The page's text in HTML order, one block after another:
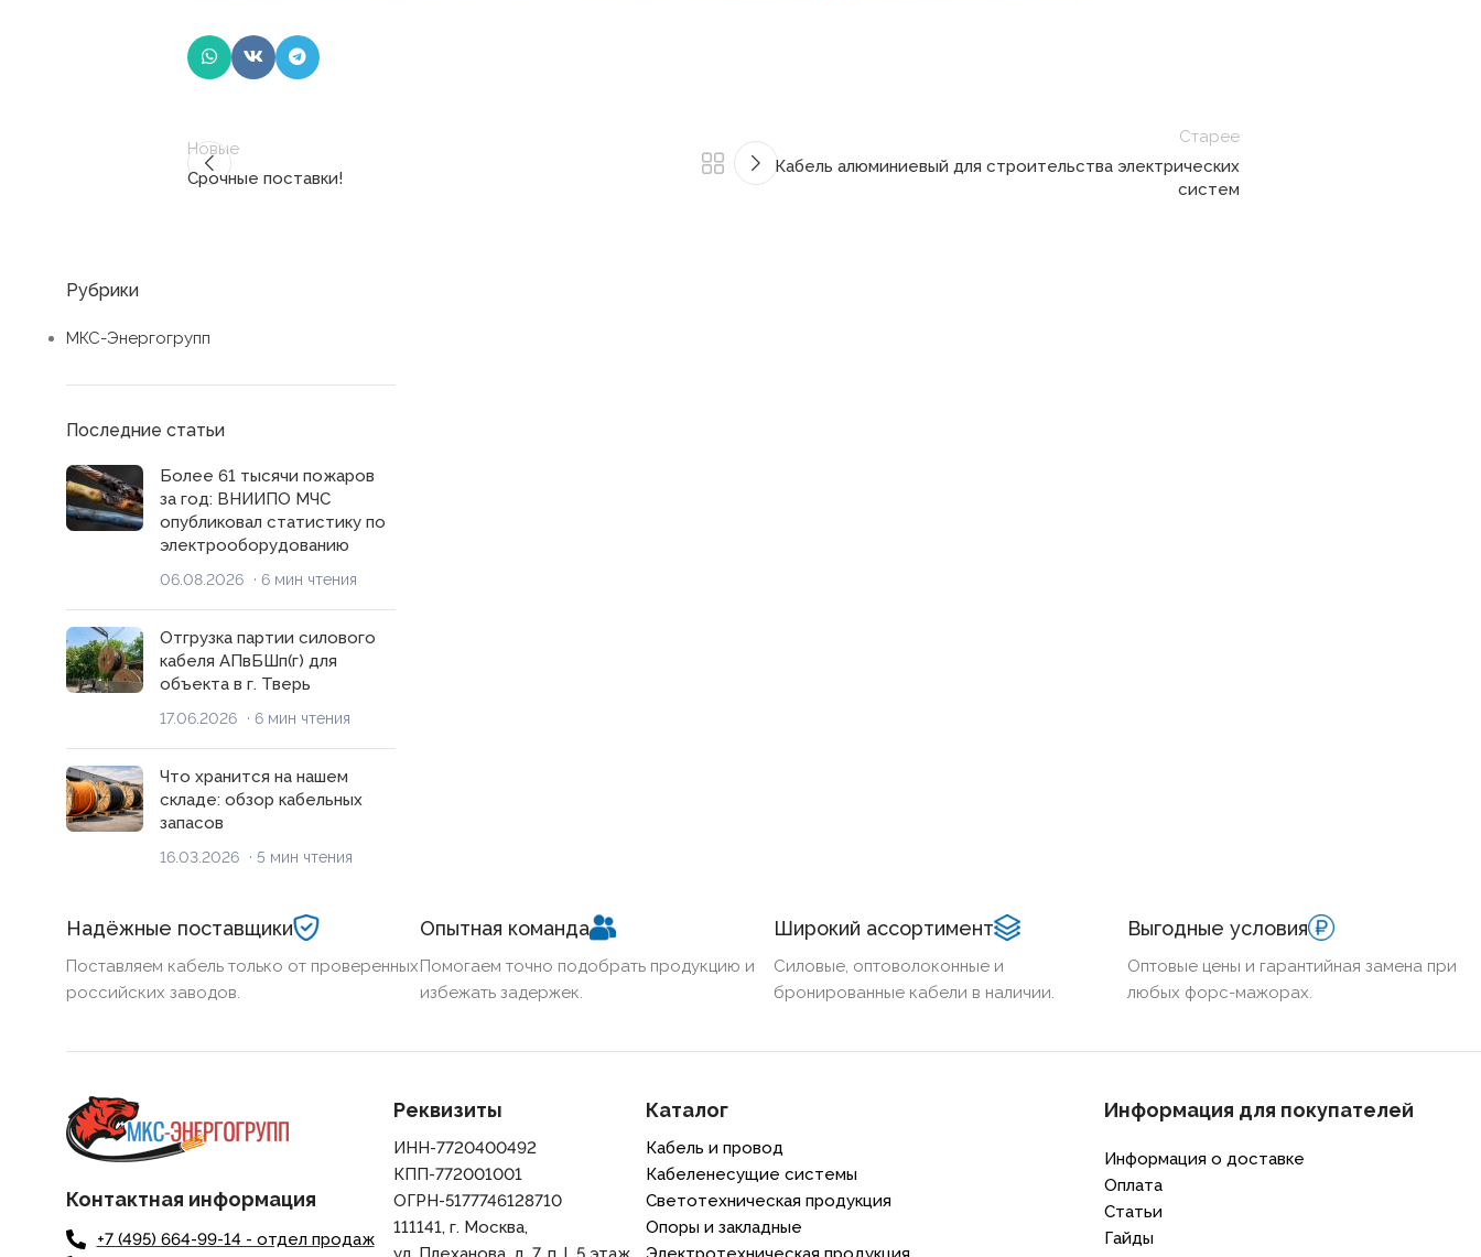
Новые
Срочные поставки!
Старее
Кабель алюминиевый для строительства электрических
систем
Рубрики
МКС-Энергогрупп
Последние статьи
Более 61 тысячи пожаров
за год: ВНИИПО МЧС
опубликовал статистику по
электрооборудованию
06.08.2026 · 6 мин чтения
Отгрузка партии силового
кабеля АПвБШп(г) для
объекта в г. Тверь
17.06.2026 · 6 мин чтения
Что хранится на нашем
складе: обзор кабельных
запасов
16.03.2026 · 5 мин чтения
Надёжные поставщики
Поставляем кабель только от проверенных
российских заводов.
Опытная команда
Помогаем точно подобрать продукцию и
избежать задержек.
Широкий ассортимент
Силовые, оптоволоконные и
бронированные кабели в наличии.
Выгодные условия
Оптовые цены и гарантийная замена при
любых форс-мажорах.
Контактная информация
+7 (495) 664-99-14 - отдел продаж
Реквизиты
ИНН-7720400492
КПП-772001001
ОГРН-5177746128710
111141, г. Москва,
Каталог
Кабель и провод
Кабеленесущие системы
Светотехническая продукция
Опоры и закладные
Информация для покупателей
Информация о доставке
Оплата
Статьи
Гайды